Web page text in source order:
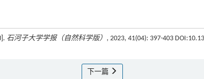
石河子大学学报（自然科学版） , 2023, 41(04): 397-403
下一篇